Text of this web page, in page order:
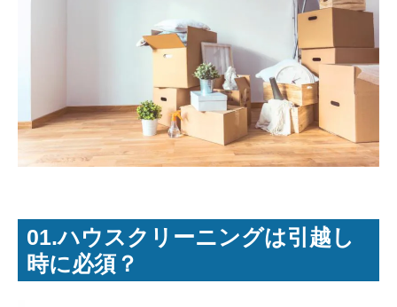
01.ハウスクリーニングは引越し
時に必須？